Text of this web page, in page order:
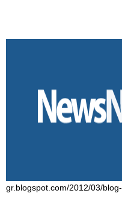
gr.blogspot.com/2012/03/